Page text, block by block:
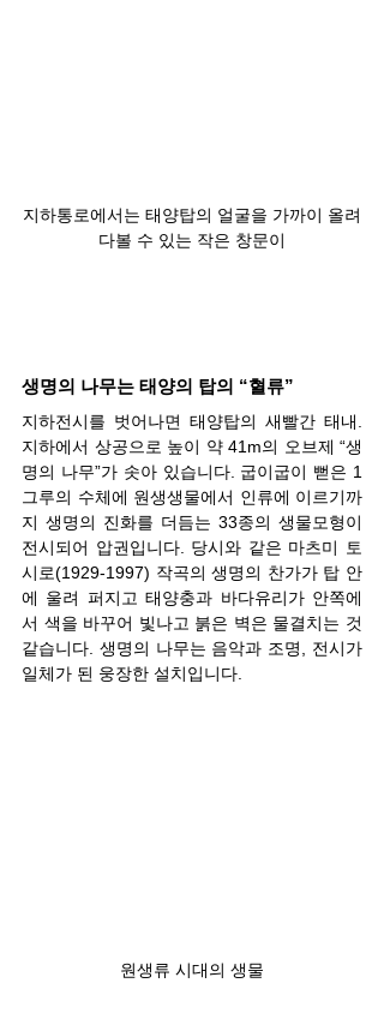
지하통로에서는 태양탑의 얼굴을 가까이 올려
다볼 수 있는 작은 창문이
생명의 나무는 태양의 탑의 “혈류”
지하전시를 벗어나면 태양탑의 새빨간 태내.
지하에서 상공으로 높이 약 41m의 오브제 “생
명의 나무”가 솟아 있습니다. 굽이굽이 뻗은 1
그루의 수체에 원생생물에서 인류에 이르기까
지 생명의 진화를 더듬는 33종의 생물모형이
전시되어 압권입니다. 당시와 같은 마츠미 토
시로(1929-1997) 작곡의 생명의 찬가가 탑 안
에 울려 퍼지고 태양충과 바다유리가 안쪽에
서 색을 바꾸어 빛나고 붉은 벽은 물결치는 것
같습니다. 생명의 나무는 음악과 조명, 전시가
일체가 된 웅장한 설치입니다.
원생류 시대의 생물